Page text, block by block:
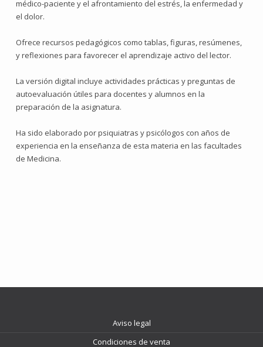
médico-paciente y el afrontamiento del estrés, la enfermedad y
el dolor.
Ofrece recursos pedagógicos como tablas, figuras, resúmenes,
y reflexiones para favorecer el aprendizaje activo del lector.
La versión digital incluye actividades prácticas y preguntas de
autoevaluación útiles para docentes y alumnos en la
preparación de la asignatura.
Ha sido elaborado por psiquiatras y psicólogos con años de
experiencia en la enseñanza de esta materia en las facultades
de Medicina.
Aviso legal
Condiciones de venta